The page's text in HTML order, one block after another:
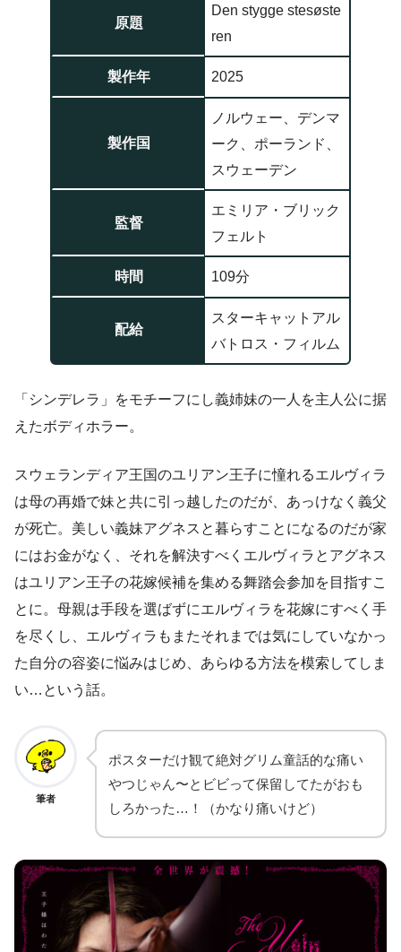
原題
Den stygge stesøste
ren
製作年 2025
製作国
ノルウェー、デンマ
ーク、ポーランド、
スウェーデン
監督
エミリア・ブリック
フェルト
時間 109分
配給
スターキャットアル
バトロス・フィルム
「シンデレラ」をモチーフにし義姉妹の一人を主人公に据
えたボディホラー。
スウェランディア王国のユリアン王子に憧れるエルヴィラ
は母の再婚で妹と共に引っ越したのだが、あっけなく義父
が死亡。美しい義妹アグネスと暮らすことになるのだが家
にはお金がなく、それを解決すべくエルヴィラとアグネス
はユリアン王子の花嫁候補を集める舞踏会参加を目指すこ
とに。母親は手段を選ばずにエルヴィラを花嫁にすべく手
を尽くし、エルヴィラもまたそれまでは気にしていなかっ
た自分の容姿に悩みはじめ、あらゆる方法を模索してしま
い…という話。
筆者
ポスターだけ観て絶対グリム童話的な痛い
やつじゃん〜とビビって保留してたがおも
しろかった…！（かなり痛いけど）